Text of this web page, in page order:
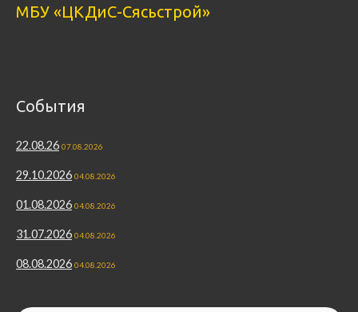
МБУ «ЦКДиС-Сясьстрой»
События
22.08.26 07.08.2026
29.10.2026 04.08.2026
01.08.2026 04.08.2026
31.07.2026 04.08.2026
08.08.2026 04.08.2026